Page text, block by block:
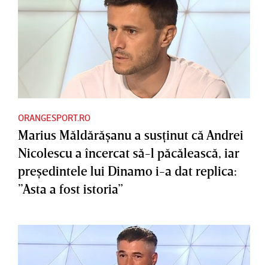
ORANGESPORT.RO
Marius Măldărăşanu a susţinut că Andrei
Nicolescu a încercat să-l păcălească, iar
preşedintele lui Dinamo i-a dat replica:
”Asta a fost istoria”